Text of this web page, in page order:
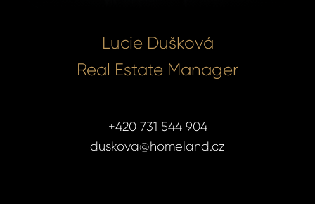
Lucie Dušková
Real Estate Manager
+420 731 544 904
duskova@homeland.cz